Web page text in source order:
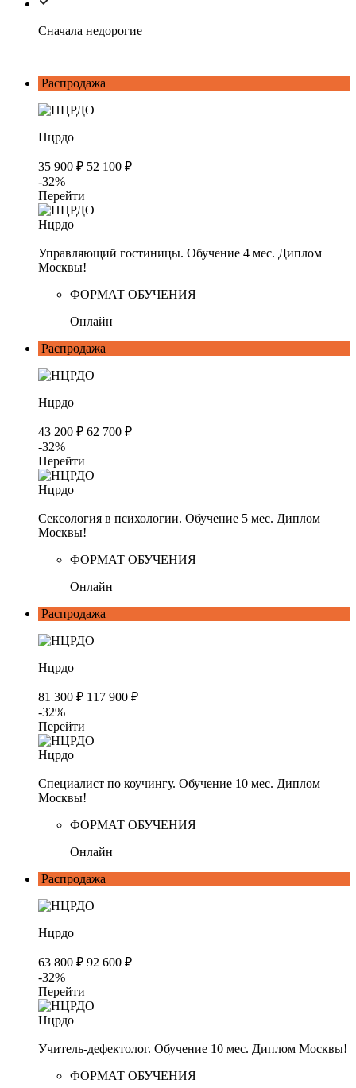
Сначала недорогие
Распродажа
Нцрдо
35 900 ₽ 52 100 ₽
-32%
Перейти
Нцрдо
Управляющий гостиницы. Обучение 4 мес. Диплом
Москвы!
ФОРМАТ ОБУЧЕНИЯ
Онлайн
Распродажа
Нцрдо
43 200 ₽ 62 700 ₽
-32%
Перейти
Нцрдо
Сексология в психологии. Обучение 5 мес. Диплом
Москвы!
ФОРМАТ ОБУЧЕНИЯ
Онлайн
Распродажа
Нцрдо
81 300 ₽ 117 900 ₽
-32%
Перейти
Нцрдо
Специалист по коучингу. Обучение 10 мес. Диплом
Москвы!
ФОРМАТ ОБУЧЕНИЯ
Онлайн
Распродажа
Нцрдо
63 800 ₽ 92 600 ₽
-32%
Перейти
Нцрдо
Учитель-дефектолог. Обучение 10 мес. Диплом Москвы!
ФОРМАТ ОБУЧЕНИЯ